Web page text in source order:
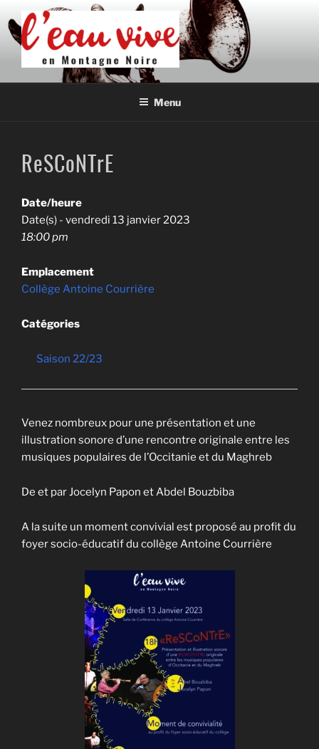
au
contenu
principal
L'EAU VIVE EN MONTAGNE
Association de développement culturel en Montagne Noire
Menu
ReSCoNTrE
Date/heure
Date(s) - vendredi 13 janvier 2023
18:00 pm
Emplacement
Collège Antoine Courrière
Catégories
Saison 22/23
Venez nombreux pour une présentation et une
illustration sonore d’une rencontre originale entre les
musiques populaires de l’Occitanie et du Maghreb
De et par Jocelyn Papon et Abdel Bouzbiba
A la suite un moment convivial est proposé au profit du
foyer socio-éducatif du collège Antoine Courrière